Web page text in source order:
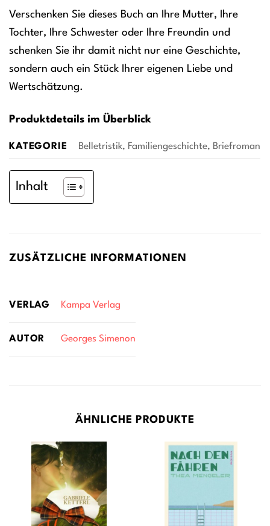
Verschenken Sie dieses Buch an Ihre Mutter, Ihre
Tochter, Ihre Schwester oder Ihre Freundin und
schenken Sie ihr damit nicht nur eine Geschichte,
sondern auch ein Stück Ihrer eigenen Liebe und
Wertschätzung.
Produktdetails im Überblick
KATEGORIE Belletristik, Familiengeschichte, Briefroman
Inhalt
ZUSÄTZLICHE INFORMATIONEN
VERLAG Kampa Verlag
AUTOR Georges Simenon
ÄHNLICHE PRODUKTE